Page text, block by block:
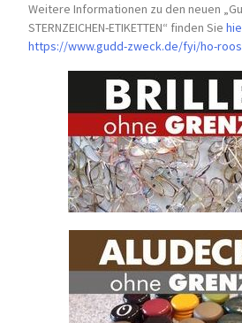
Weitere Informationen zu den neuen
STERNZEICHEN-ETIKETTEN“ finden Sie
https://www.gudd-zweck.de/fyi/ho-